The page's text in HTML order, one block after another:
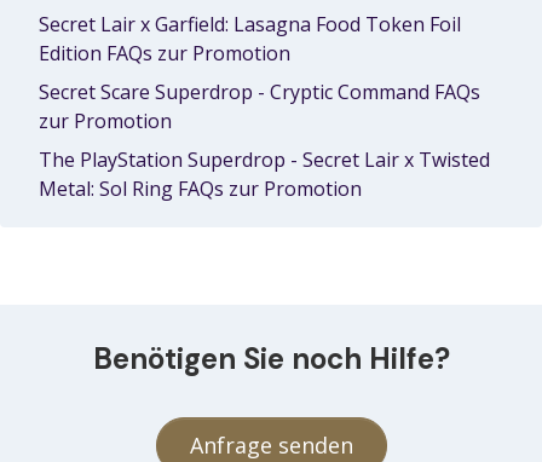
Secret Lair x Garfield: Lasagna Food Token Foil
Edition FAQs zur Promotion
Secret Scare Superdrop - Cryptic Command FAQs
zur Promotion
The PlayStation Superdrop - Secret Lair x Twisted
Metal: Sol Ring FAQs zur Promotion
Benötigen Sie noch Hilfe?
Anfrage senden